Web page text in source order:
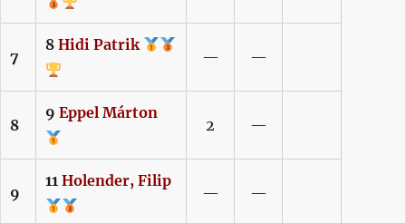
7
8 Hidi Patrik
— —
8
9 Eppel Márton
2 —
9
11 Holender, Filip
— —